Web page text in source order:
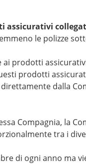
le polizze
ai prodotti
prodotti
dalla
Compagnia, la
tra i
di ogni anno ma